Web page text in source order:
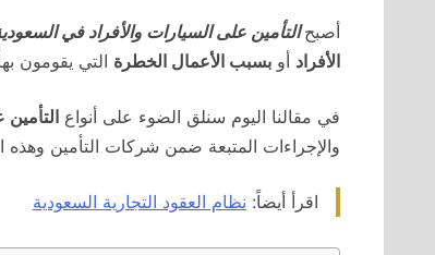
أصبحالتأمين على السيارات والأفراد في
الأفراد أو بسبب الأعمال الخطرة التي يقومون
في مقالنا اليوم سنلق الضوء على أنواع
والإجراءات المتبعة ضمن شركات التأمين وهذه
اقرأ أيضاً: نظام العقود التجارية السعودية